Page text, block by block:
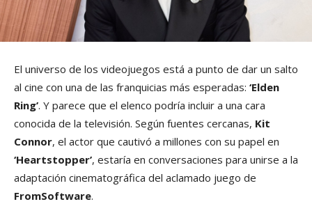
El universo de los videojuegos está a punto de dar un salto
al cine con una de las franquicias más esperadas: ‘Elden
Ring’. Y parece que el elenco podría incluir a una cara
conocida de la televisión. Según fuentes cercanas, Kit
Connor, el actor que cautivó a millones con su papel en
‘Heartstopper’, estaría en conversaciones para unirse a la
adaptación cinematográfica del aclamado juego de
FromSoftware.